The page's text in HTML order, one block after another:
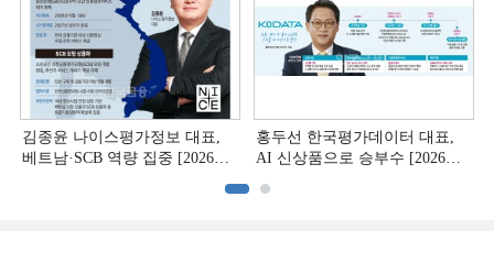
김종윤 나이스평가정보 대표,
베트남·SCB 역량 집중 [2026
홍두선 한국평가데이터 대표,
AI 신상품으로 승부수 [2026